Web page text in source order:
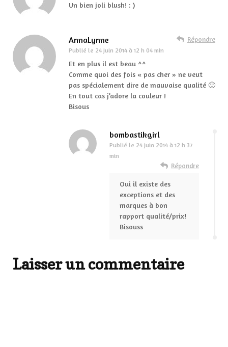
Un bien joli blush! : )
AnnaLynne
Publié le 24 juin 2014 à 12 h 04 min
Répondre
Et en plus il est beau ^^
Comme quoi des fois « pas cher » ne veut
pas spécialement dire de mauvaise qualité 🙂
En tout cas j’adore la couleur !
Bisous
bombastikgirl
Publié le 24 juin 2014 à 12 h 37
min
Répondre
Oui il existe des
exceptions et des
marques à bon
rapport qualité/prix!
Bisouss
Laisser un commentaire